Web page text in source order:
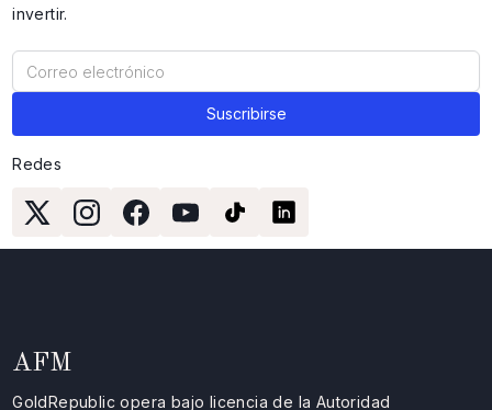
invertir.
Redes
AFM
GoldRepublic opera bajo licencia de la Autoridad